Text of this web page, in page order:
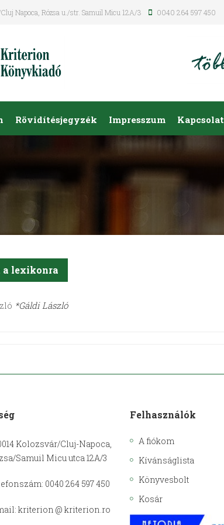
Napoca, Rózsa u./str. Samuil Micu 12A/3 0040 264 597 450
Rövidítésjegyzék Impresszum Kapcsolat
a lexikonra
*Gáldi László
Kolozsvár/Cluj-Napoca,
Samuil Micu utca 12A/3
0040 264 597 450
kriterion @ kriterion.ro
Felhasználók
A fiókom
Kívánságlista
Könyvesbolt
Kosár